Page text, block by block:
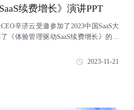
续费增长》演讲PPT
辛济云受邀参加了2023中国SaaS大
《体验管理驱动SaaS续费增长》的主
2023-11-21